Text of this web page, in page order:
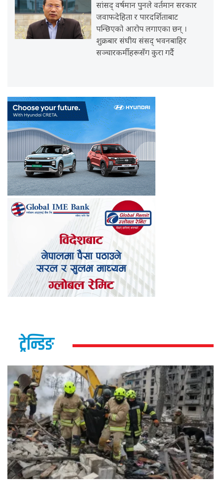
सांसद् वर्षमान पुनले वर्तमान सरकार
जवाफदेहिता र पारदर्शिताबाट
पन्छिएको आरोप लगाएका छन् ।
शुक्रबार संघीय संसद् भवनबाहिर
सञ्चारकर्मीहरूसँग कुरा गर्दै
ट्रेन्डिङ